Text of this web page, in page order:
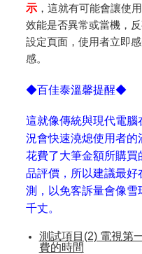
示 ，這就有可能會讓使
效能是否異常或當機，
設定頁面，使用者立即
感。
◆百佳泰溫馨提醒◆
這就像傳統與現代電
況會快速澆熄使用者的
花費了大筆金額所購
品評價，所以建議最
測，以免客訴量會像
千丈。
測試項目(2) 電視第
費的時間